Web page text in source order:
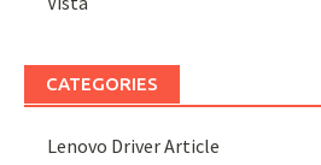
CATEGORIES
Lenovo Driver Article